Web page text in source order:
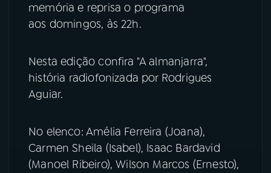
Instagram
memória e reprisa o programa
aos domingos, às 22h.
Nesta edição confira "A almanjarra",
história radiofonizada por Rodrigues
Aguiar.
No elenco: Amélia Ferreira (Joana),
Carmen Sheila (Isabel), Isaac Bardavid
(Manoel Ribeiro), Wilson Marcos (Ernesto),